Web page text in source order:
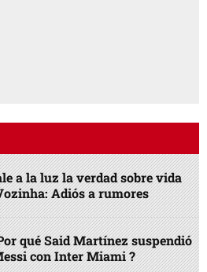
a la luz la verdad sobre vida
Adiós a rumores
qué Said Martínez suspendió
con Inter Miami ?